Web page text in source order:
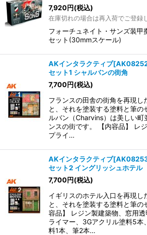
7,920円(税込)
在庫切れの場合は再入荷でご登録
フォーチュネイト・サンズ装甲
セット(30mmスケール)
AKインタラクティブ
セット1 シャルバンの街角
7,700円(税込)
フランスの田舎の街角を再現し
と、それを塗装する塗料と筆の
ルバン（Charvins）は美しい町
ンスの街です。 【内容品】 レ
プライ…
AKインタラクティブ
セット2 イングリッシュホテル
7,700円(税込)
イギリスのホテル入口を再現し
と、それを塗装する塗料と筆の
容品】 レジン製建築物、窓用
ライマー、3Gアクリル塗料5本
料1本、筆2本…